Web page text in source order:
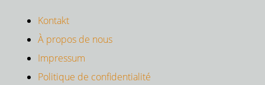
Kontakt
À propos de nous
Impressum
Politique de confidentialité